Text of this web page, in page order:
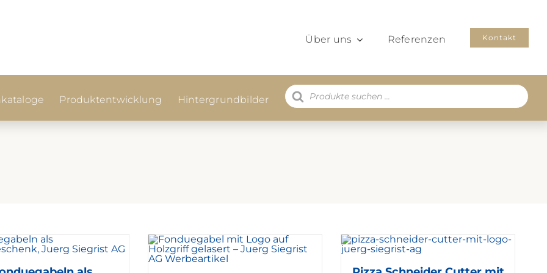
Über uns Referenzen Kontakt
Produktentwicklung Hintergrundbilder
Products
search